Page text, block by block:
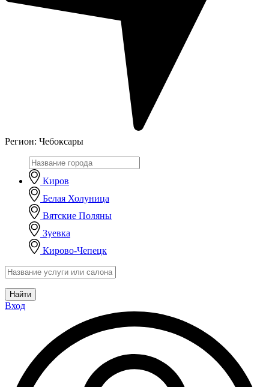
Регион: Чебоксары
Киров
Белая Холуница
Вятские Поляны
Зуевка
Кирово-Чепецк
Найти
Вход